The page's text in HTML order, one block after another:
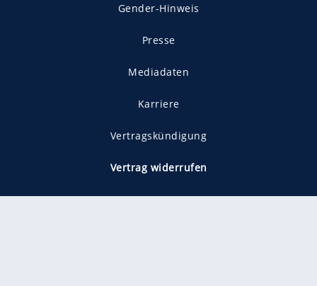
Gender-Hinweis
Presse
Mediadaten
Karriere
Vertragskündigung
Vertrag widerrufen